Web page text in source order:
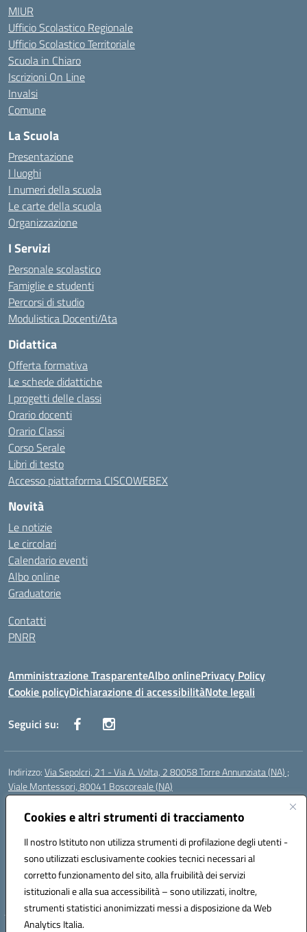
Cookies e altri strumenti di tracciamento
Il nostro Istituto non utilizza strumenti di profilazione degli utenti -
sono utilizzati esclusivamente cookies tecnici necessari al
corretto funzionamento del sito, alla fruibilità dei servizi
istituzionali e alla sua accessibilità – sono utilizzati, inoltre,
strumenti statistici anonimizzati messi a disposizione da Web
Analytics Italia.
MIUR
Ufficio Scolastico Regionale
Ufficio Scolastico Territoriale
Scuola in Chiaro
Iscrizioni On Line
Invalsi
Comune
La Scuola
Presentazione
I luoghi
I numeri della scuola
Le carte della scuola
Organizzazione
I Servizi
Personale scolastico
Famiglie e studenti
Percorsi di studio
Modulistica Docenti/Ata
Didattica
Offerta formativa
Le schede didattiche
I progetti delle classi
Orario docenti
Orario Classi
Corso Serale
Libri di testo
Accesso piattaforma CISCOWEBEX
Novità
Le notizie
Le circolari
Calendario eventi
Albo online
Graduatorie
Contatti
PNRR
Amministrazione TrasparenteAlbo onlinePrivacy Policy
Cookie policyDichiarazione di accessibilitàNote legali
Seguici su:
Indirizzo:Via Sepolcri, 21 - Via A. Volta, 2 80058 Torre Annunziata (NA) ;
Viale Montessori, 80041 Boscoreale (NA)
Centralino:
Posta elettronica certificata (PEC):nais04100b@pec.istruzione.it
Codice fiscale: 82008750638
Codice meccanografico:NAIS04100B
Codice Indice delle Pubbliche Amministrazioni (IPA): istsc_nais04100b
Codice unico di fatturazione (CUF): UFELOU